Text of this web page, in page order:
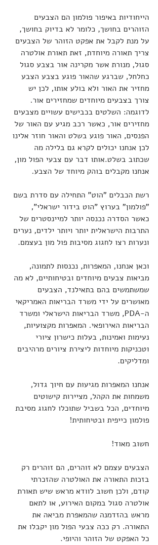
הייחודיות באיפור פולמון הם הצבעים
הזוהרים בחושך, כלומר לא בדיוק בחושך,
על מנת לקבל את אפקט הזוהר של הצבעים
צריך תאורה מיוחדת, זאת תאורת אולטרה
סגול, מנורת אשר מקרינה אור בצבע סגול
כחלחל, שברגע שהאור פוגע בצבע הצבע
מחזיר את האור ולא בולע אותו, לכן יש
צורך בצבעים מיוחדים שמחזירים אור.
לדוגמה: השלטים בכבישים עשויים מצבעים
מחזירים אור, כאשר רכב מגיע עם האור של
הפנסים, האור פוגע בשלט והאור חוזר אלינו
לכן אנחנו יכולים לקרא גם בלילה מה
שכתוב בשלט.אותו דבר עם צבעי הפול מון,
אנחנו מקבלים בוהק מיוחד של הצבע.
רשת הכבלים "הוט" התחילה עם סדרת בשם
"פולמון" בערוץ "הוט בידור ישראלי",
כאשר הסדרה נכנסה יותר למיינסטרים של
התרבות הישראלית יותר ויותר ילדים, נערים
ונערות רצו לחגוג מסיבות פול מון בעצמם.
וכאן אנחנו, המאפרות, נכנסות לתמונה,
מביאות צבעים מיוחדים ובטיחותיים, לא מה
שמשתמשים בהם בתאילנד, הצבעים
מאושרים על ידי משרד הבריאות האמריקאי
ה-PDA, משרד הבריאות הישראלי ומשרד
הבריאות האירופאי. המאפרות מקצועיות,
נעימות ואמינות, בעלות כישרון ציורי
וטכניקות מיוחדות ליצירת ציורים מרהיבים
ומדליקים.
אנחנו המאפרות מגיעות עם חיוך גדול,
משמחות את הקהל, מציירות קישוטים
מיוחדים, הכל בשביל שתוכלו לחגוג מסיבת
פולמון כייפית ובטיחותית!
חשוב מאוד!
הצבעים עצמם לא זוהרים, הם זוהרים רק
בזכות התאורה את האולטרה שהזכרתי
קודם, ולכן חשוב לוודא מראש שיש תאורת
אולטרה סגול במקום האירוע, או לתאם
מראש בהזדמנה שהמאפרת מביאה את
התאורה. רק ככה צבעי הפול מון יקבלו את
כל האפקט של הזוהר והיופי.